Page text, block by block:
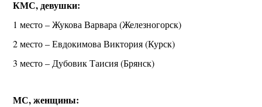
КМС, девушки:
1 место – Жукова Варвара (Железногорск)
2 место – Евдокимова Виктория (Курск)
3 место – Дубовик Таисия (Брянск)
МС, женщины: